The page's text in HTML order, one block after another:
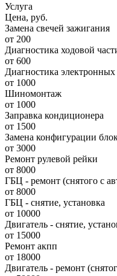
Услуга
Цена, руб.
Замена свечей зажигания
от 200
Диагностика ходовой
от 600
Диагностика электронных
от 1000
Шиномонтаж
от 1000
Заправка кондиционера
от 1500
Замена конфигурации
от 3000
Ремонт рулевой рейки
от 8000
ГБЦ - ремонт (снятого с
от 8000
ГБЦ - снятие, установка
от 10000
Двигатель - снятие,
от 15000
Ремонт акпп
от 18000
Двигатель - ремонт